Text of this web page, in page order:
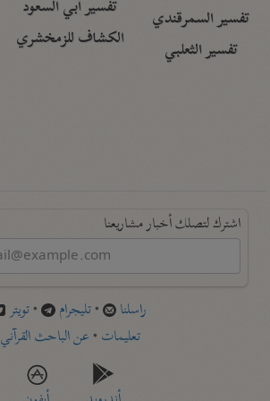
تفسير السمرقندي
تفسير الثعلبي
تفسير أبي السعود
الكشاف للزمخشري
اشترك لتصلك أخبار مشاريعنا
راسلنا •تليجرام •تويتر
تعليمات •عن الباحث القرآني